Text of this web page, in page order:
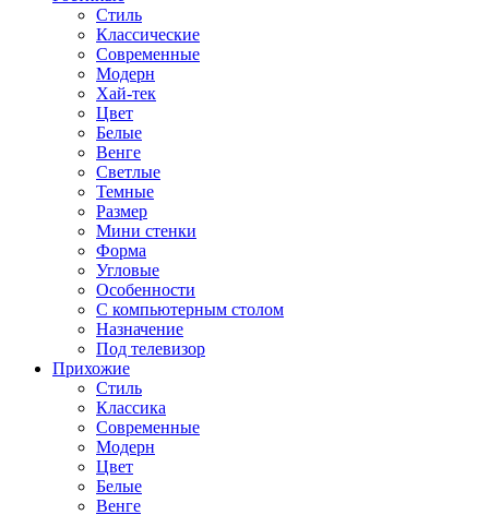
Стиль
Классические
Современные
Модерн
Хай-тек
Цвет
Белые
Венге
Светлые
Темные
Размер
Мини стенки
Форма
Угловые
Особенности
С компьютерным столом
Назначение
Под телевизор
Прихожие
Стиль
Классика
Современные
Модерн
Цвет
Белые
Венге